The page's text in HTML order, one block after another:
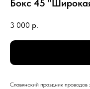
Бокс 45
3 000 р.
Славянский праздник